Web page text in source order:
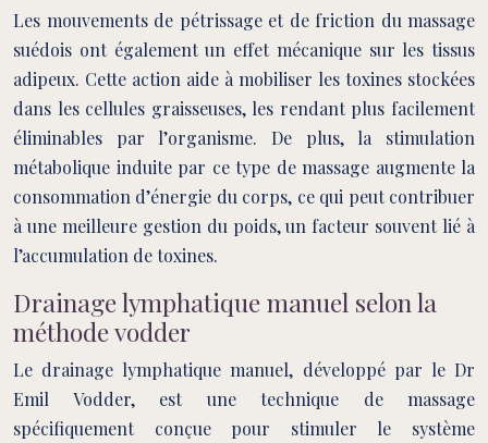
Les mouvements de pétrissage et de friction du massage
suédois ont également un effet mécanique sur les tissus
adipeux. Cette action aide à mobiliser les toxines stockées
dans les cellules graisseuses, les rendant plus facilement
éliminables par l’organisme. De plus, la stimulation
métabolique induite par ce type de massage augmente la
consommation d’énergie du corps, ce qui peut contribuer
à une meilleure gestion du poids, un facteur souvent lié à
l’accumulation de toxines.
Drainage lymphatique manuel selon la
méthode vodder
Le drainage lymphatique manuel, développé par le Dr
Emil Vodder, est une technique de massage
spécifiquement conçue pour stimuler le système